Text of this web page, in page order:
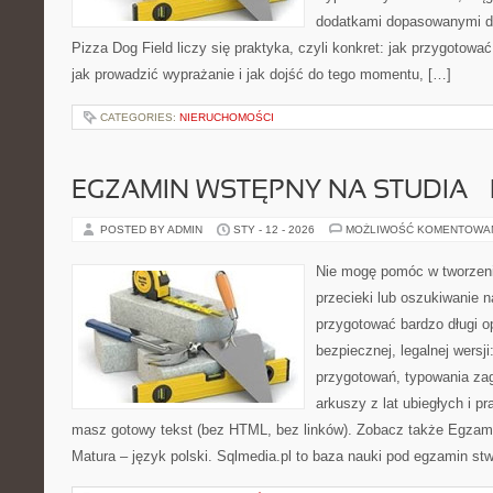
dodatkami dopasowanymi
Pizza Dog Field liczy się praktyka, czyli konkret: jak
jak prowadzić wyprażanie i jak dojść do tego momentu, […]
CATEGORIES: NIERUCHOMOŚCI
EGZAMIN WSTĘPNY NA STUDIA –
POSTED BY ADMIN STY - 12 - 2026 MOŻLIWOŚĆ
Nie mogę pomóc w
przecieki lub oszukiwanie
przygotować bardzo długi
bezpiecznej, legalnej
przygotowań, typowania
arkuszy z lat ubiegłych i
masz gotowy tekst (bez HTML, bez linków). Zobacz także
Matura – język polski. Sqlmedia.pl to baza nauki pod egzamin